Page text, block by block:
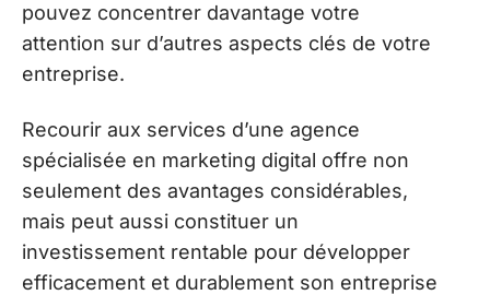
pouvez concentrer davantage votre
attention sur d’autres aspects clés de votre
entreprise.
Recourir aux services d’une agence
spécialisée en marketing digital offre non
seulement des avantages considérables,
mais peut aussi constituer un
investissement rentable pour développer
efficacement et durablement son entreprise